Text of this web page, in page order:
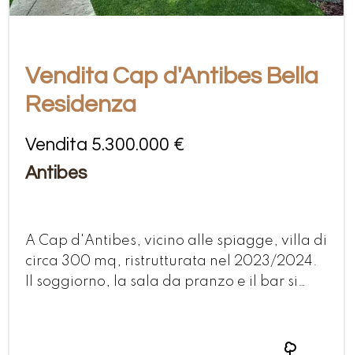
Vendita Cap d'Antibes Bella
Residenza
Vendita 5.300.000 €
Antibes
A Cap d'Antibes, vicino alle spiagge, villa di
circa 300 mq, ristrutturata nel 2023/2024.
Il soggiorno, la sala da pranzo e il bar si